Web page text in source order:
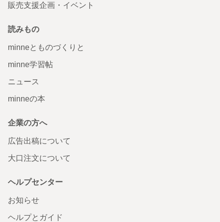
販売支援企画・イベント
読みもの
minneとものづくりと
minne学習帖
ニュース
minneの本
企業の方へ
広告出稿について
大口注文について
ヘルプセンター
お知らせ
ヘルプとガイド